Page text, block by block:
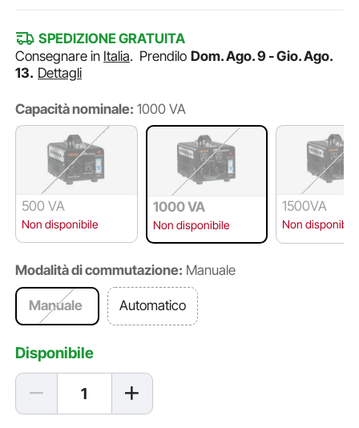
SPEDIZIONE GRATUITA
Consegnare in Italia. Prendilo Dom. Ago. 9 - Gio. Ago.
13. Dettagli
Capacità nominale: 1000 VA
500 VA
Non disponibile
1000 VA
Non disponibile
1500VA
Non disponibile
Modalità di commutazione: Manuale
Manuale Automatico
Disponibile